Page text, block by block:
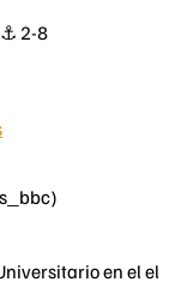
⚓️ 2-8
en el el